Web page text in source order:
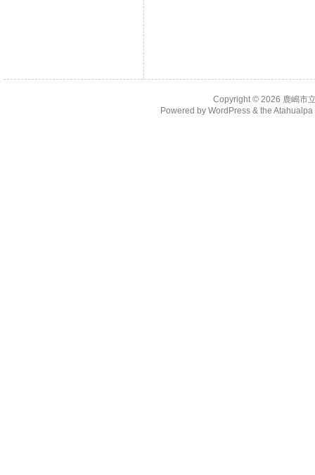
Copyright © 2026 鹿嶋市
Powered by WordPress& the Atahualpa